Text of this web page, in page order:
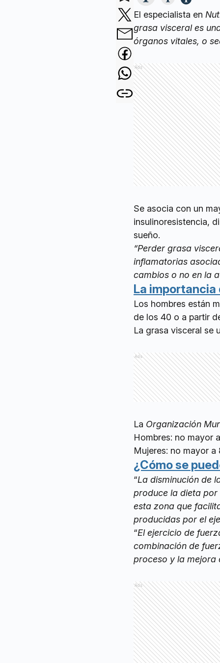
El especialista en
grasa visceral es
órganos vitales, o
Ads
Se asocia con un
insulinoresistencia,
sueño.
“Perder grasa
inflamatorias
cambios o no en la
La
Los hombres están
de los 40 o a partir
La grasa visceral se
Ads
La Organización
Hombres: no mayor
Mujeres: no mayor
¿Cómo se
“La disminución de
produce la dieta
esta zona que
producidas por el
“El ejercicio de
combinación de
proceso y la mejora
Ads